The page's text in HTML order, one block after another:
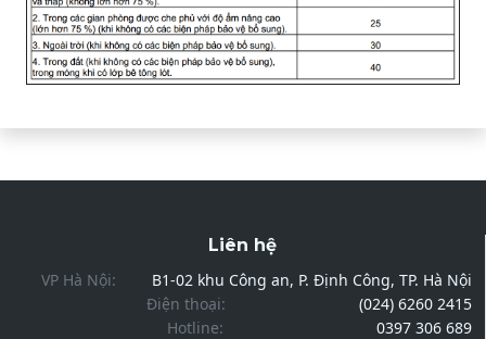
Liên hệ
VP Hà Nội:
B1-02 khu Công an, P. Định Công, TP. Hà Nội
Điện thoại:
(024) 6260 2415
Hotline:
0397 306 689